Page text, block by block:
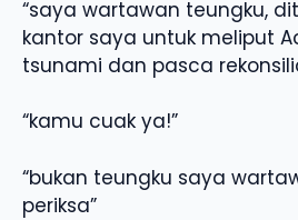
“saya wartawan teungku,
kantor saya untuk meliput
tsunami dan pasca
“kamu cuak ya!”
“bukan teungku saya
periksa”